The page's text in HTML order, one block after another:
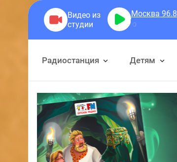
Москва 96.8
Радиостанция Детям